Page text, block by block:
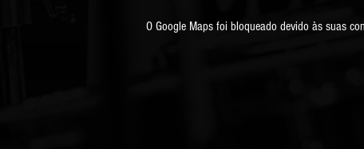
O Google Maps foi bloqueado devido às suas